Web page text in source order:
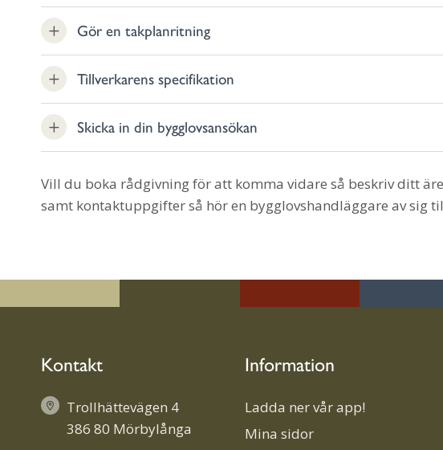
Gör en takplanritning
Tillverkarens specifikation
Skicka in din bygglovsansökan
Vill du boka rådgivning för att komma vidare så beskriv ditt
samt kontaktuppgifter så hör en bygglovshandläggare av sig
Kontakt
Trollhättevägen 4
386 80 Mörbylånga
Information
Ladda ner vår app!
Mina sidor